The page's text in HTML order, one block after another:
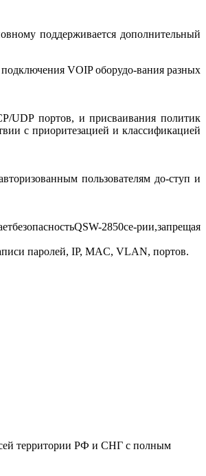
поддерживается дополнительный
VOIP оборудо-вания разных
UDP портов, и присваивания политик
с приоритезацией и классификацией
пользователям до-ступ и
2850се-рии,запрещая
паролей, IP, MAC, VLAN, портов.
территории РФ и СНГ с полным